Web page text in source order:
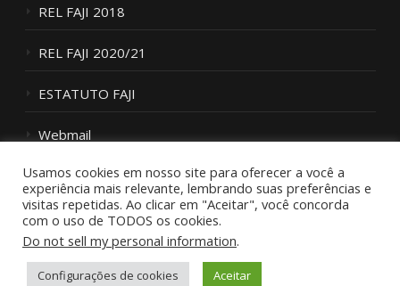
REL FAJI 2018
REL FAJI 2020/21
ESTATUTO FAJI
Webmail
Fale Conosco
Usamos cookies em nosso site para oferecer a você a
experiência mais relevante, lembrando suas preferências e
visitas repetidas. Ao clicar em "Aceitar", você concorda
com o uso de TODOS os cookies.
Do not sell my personal information.
Configurações de cookies Aceitar